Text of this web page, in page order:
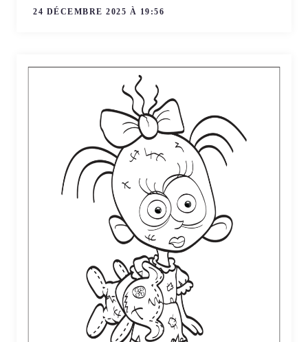
24 DÉCEMBRE 2025 À 19:56